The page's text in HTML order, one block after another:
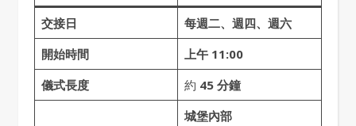
交接日
每週二、週四、週六
開始時間
上午 11:00
儀式長度
約 45 分鐘
城堡內部